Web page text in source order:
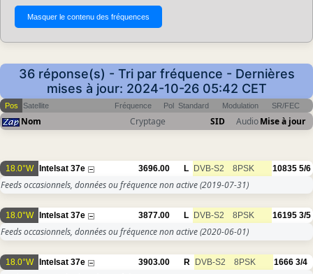
36 réponse(s) - Tri par fréquence - Dernières
mises à jour: 2024-10-26 05:42 CET
Pos Satellite Fréquence Pol Standard Modulation SR/FEC
Nom Cryptage SID AudioMise à jour
18.0°W Intelsat 37e 3696.00 L DVB-S2 8PSK 10835 5/6
Feeds occasionnels, données ou fréquence non active(2019-07-31)
18.0°W Intelsat 37e 3877.00 L DVB-S2 8PSK 16195 3/5
Feeds occasionnels, données ou fréquence non active(2020-06-01)
18.0°W Intelsat 37e 3903.00 R DVB-S2 8PSK 1666 3/4